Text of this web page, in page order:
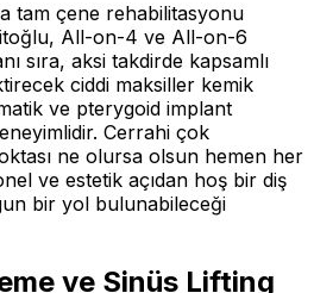
tam çene rehabilitasyonu
All-on-4 ve All-on-6
sıra, aksi takdirde kapsamlı
ciddi maksiller kemik
ve pterygoid implant
Cerrahi çok
ne olursa olsun hemen her
ve estetik açıdan hoş bir diş
bir yol bulunabileceği
ve Sinüs Lifting